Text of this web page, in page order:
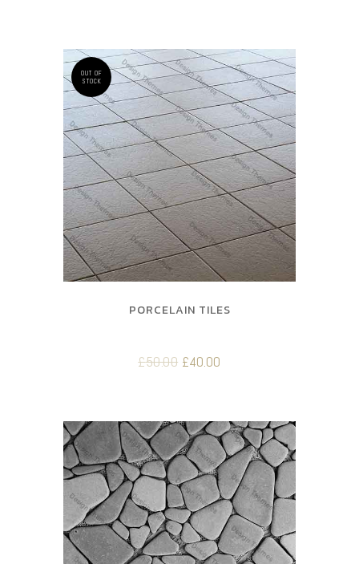
OUT OF
STOCK
PORCELAIN TILES
£50.00 £40.00